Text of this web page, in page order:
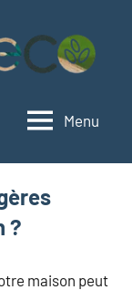
Menu
?
maison peut